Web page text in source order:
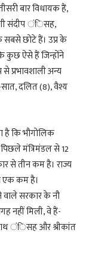
बार विधायक हैं,
संदीप ंिसह,
छोटे हैं। उप्र के
कुछ ऐसे हैं जिन्होंने
प्रभावशाली अन्य
सात, दलित (8), वैश्य
है कि भौगोलिक
पिछले मंत्रिमंडल से 12
से तीन कम है। राज्य
एक कम है।
वाले सरकार के नौ
नहीं मिली, वे हैं-
नाथ ंिसह और श्रीकांत